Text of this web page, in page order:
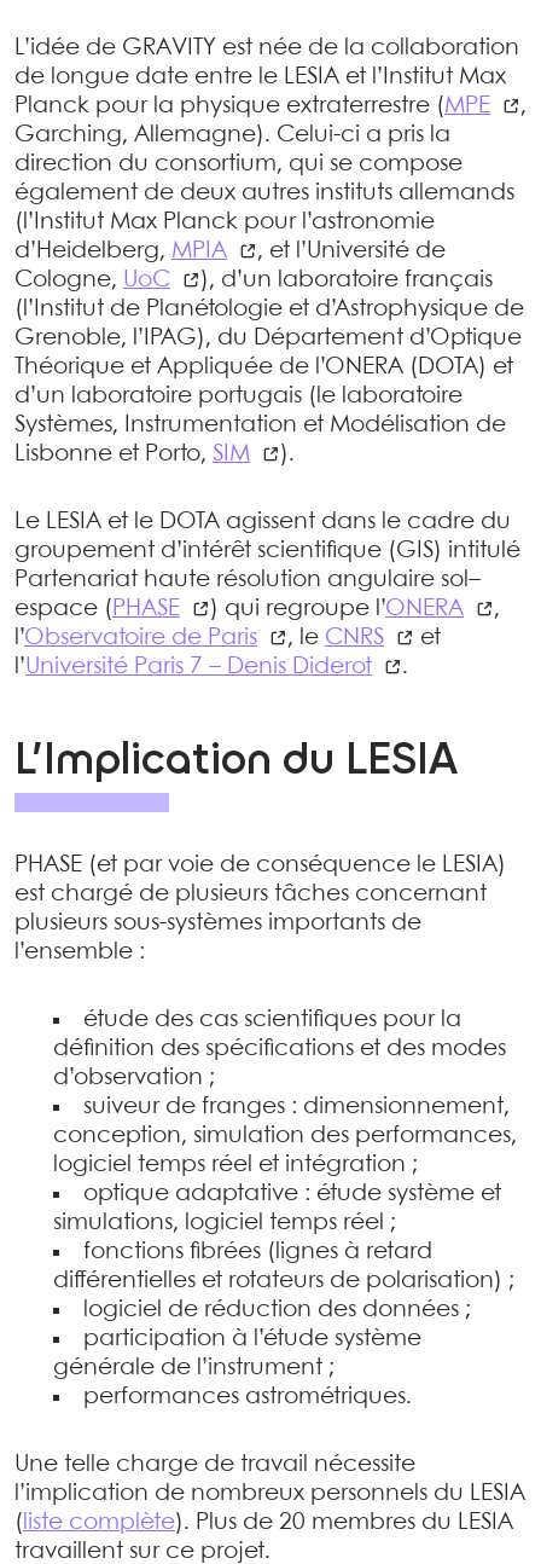
L’idée de GRAVITY est née de la collaboration
de longue date entre le LESIA et l’Institut Max
Planck pour la physique extraterrestre (MPE
,
Garching, Allemagne). Celui-ci a pris la
direction du consortium, qui se compose
également de deux autres instituts allemands
(l’Institut Max Planck pour l’astronomie
d’Heidelberg, MPIA
, et l’Université de
Cologne, UoC
), d’un laboratoire français
(l’Institut de Planétologie et d’Astrophysique de
Grenoble, l’IPAG), du Département d’Optique
Théorique et Appliquée de l’ONERA (DOTA) et
d’un laboratoire portugais (le laboratoire
Systèmes, Instrumentation et Modélisation de
Lisbonne et Porto, SIM ).
Le LESIA et le DOTA agissent dans le cadre du
groupement d’intérêt scientifique (GIS) intitulé
Partenariat haute résolution angulaire sol–
espace ( PHASE ) qui regroupe l’ONERA
,
l’Observatoire de Paris , le CNRS
et
l’Université Paris 7 – Denis Diderot .
L’Implication du LESIA
PHASE (et par voie de conséquence le LESIA)
est chargé de plusieurs tâches concernant
plusieurs sous-systèmes importants de
l’ensemble :
étude des cas scientifiques pour la
définition des spécifications et des modes
d’observation ;
suiveur de franges : dimensionnement,
conception, simulation des performances,
logiciel temps réel et intégration ;
optique adaptative : étude système et
simulations, logiciel temps réel ;
fonctions fibrées (lignes à retard
différentielles et rotateurs de polarisation) ;
logiciel de réduction des données ;
participation à l’étude système
générale de l’instrument ;
performances astrométriques.
Une telle charge de travail nécessite
l’implication de nombreux personnels du LESIA
( liste complète). Plus de 20 membres du LESIA
travaillent sur ce projet.